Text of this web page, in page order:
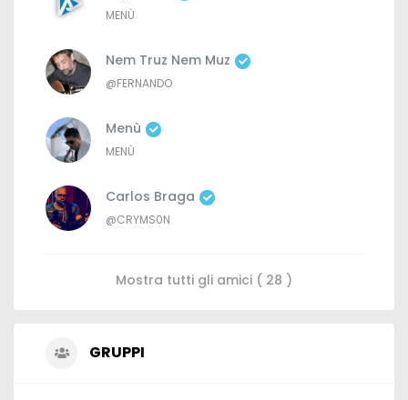
MENÙ
Nem Truz Nem Muz
@FERNANDO
Menù
MENÙ
Carlos Braga
@CRYMS0N
Mostra tutti gli amici ( 28 )
GRUPPI